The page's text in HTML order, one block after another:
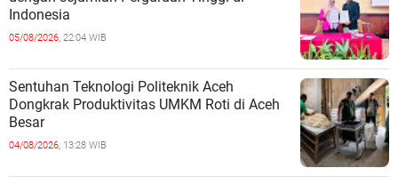
Indonesia
05/08/2026, 22:04 WIB
Sentuhan Teknologi Politeknik Aceh
Dongkrak Produktivitas UMKM Roti di Aceh
Besar
04/08/2026, 13:28 WIB